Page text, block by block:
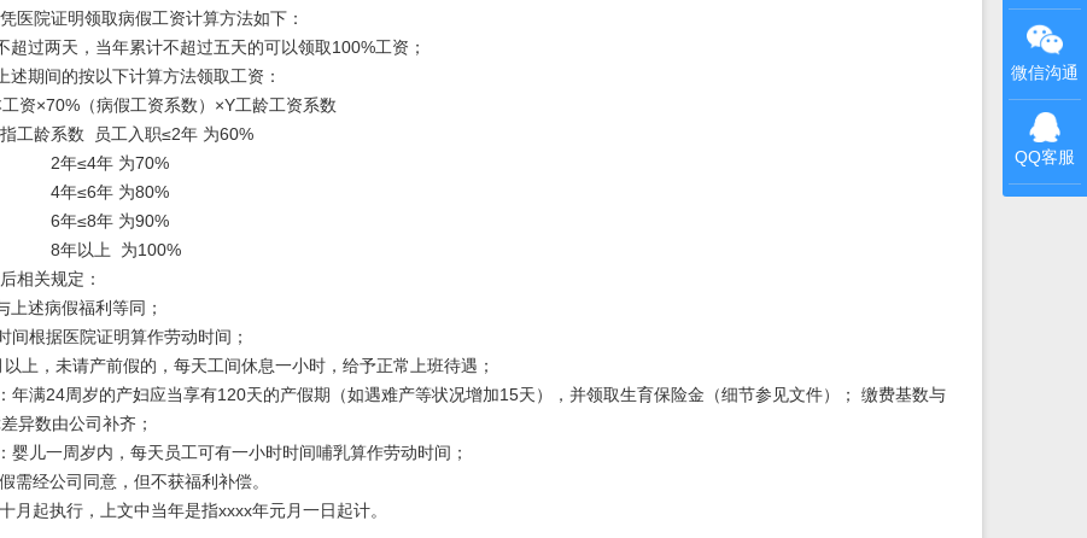
医院证明领取病假工资计算方法如下：
超过两天，当年累计不超过五天的可以领取100%工资；
述期间的按以下计算方法领取工资：
资×70%（病假工资系数）×Y工龄工资系数
工龄系数 员工入职≤2年 为60%
年≤4年 为70%
年≤6年 为80%
年≤8年 为90%
年以上 为100%
相关规定：
上述病假福利等同；
间根据医院证明算作劳动时间；
以上，未请产前假的，每天工间休息一小时，给予正常上班待遇；
年满24周岁的产妇应当享有120天的产假期（如遇难产等状况增加15天），并领取生育保险金（细节参见文件）； 缴费基数与
异数由公司补齐；
婴儿一周岁内，每天员工可有一小时时间哺乳算作劳动时间；
需经公司同意，但不获福利补偿。
十月起执行，上文中当年是指xxxx年元月一日起计。
微信沟通
QQ客服